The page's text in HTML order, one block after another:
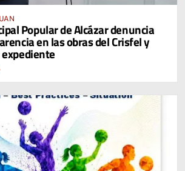
Popular de Alcázar denuncia
en las obras del Crisfel y